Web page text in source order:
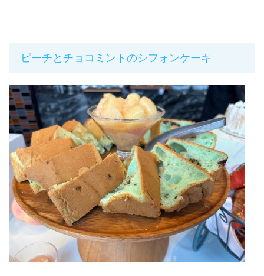
ピーチとチョコミントのシフォンケーキ